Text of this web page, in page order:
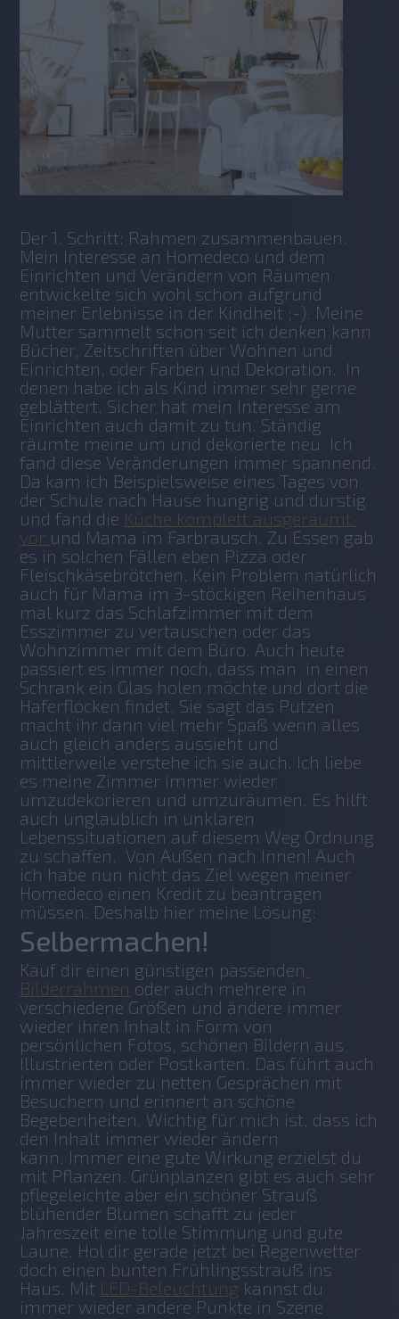
Der 1. Schritt: Rahmen zusammenbauen.
Mein Interesse an Homedeco und dem
Einrichten und Verändern von Räumen
entwickelte sich wohl schon aufgrund
meiner Erlebnisse in der Kindheit ;-). Meine
Mutter sammelt schon seit ich denken kann
Bücher, Zeitschriften über Wohnen und
Einrichten, oder Farben und Dekoration.  In
denen habe ich als Kind immer sehr gerne
geblättert. Sicher hat mein Interesse am
Einrichten auch damit zu tun. Ständig
räumte meine um und dekorierte neu. Ich
fand diese Veränderungen immer spannend.
Da kam ich Beispielsweise eines Tages von
der Schule nach Hause hungrig und durstig
und fand die Küche komplett ausgeräumt
vor und Mama im Farbrausch. Zu Essen gab
es in solchen Fällen eben Pizza oder
Fleischkäsebrötchen. Kein Problem natürlich
auch für Mama im 3-stöckigen Reihenhaus
mal kurz das Schlafzimmer mit dem
Esszimmer zu vertauschen oder das
Wohnzimmer mit dem Büro. Auch heute
passiert es immer noch, dass man  in einen
Schrank ein Glas holen möchte und dort die
Haferflocken findet. Sie sagt das Putzen
macht ihr dann viel mehr Spaß wenn alles
auch gleich anders aussieht und
mittlerweile verstehe ich sie auch. Ich liebe
es meine Zimmer immer wieder
umzudekorieren und umzuräumen. Es hilft
auch unglaublich in unklaren
Lebenssituationen auf diesem Weg Ordnung
zu schaffen.  Von Außen nach Innen! Auch
ich habe nun nicht das Ziel wegen meiner
Homedeco einen Kredit zu beantragen
müssen. Deshalb hier meine Lösung:
Selbermachen!
Kauf dir einen günstigen passenden
Bilderrahmen oder auch mehrere in
verschiedene Größen und ändere immer
wieder ihren Inhalt in Form von
persönlichen Fotos, schönen Bildern aus
Illustrierten oder Postkarten. Das führt auch
immer wieder zu netten Gesprächen mit
Besuchern und erinnert an schöne
Begebenheiten. Wichtig für mich ist, dass ich
den Inhalt immer wieder ändern
kann. Immer eine gute Wirkung erzielst du
mit Pflanzen. Grünplanzen gibt es auch sehr
pflegeleichte aber ein schöner Strauß
blühender Blumen schafft zu jeder
Jahreszeit eine tolle Stimmung und gute
Laune. Hol dir gerade jetzt bei Regenwetter
doch einen bunten Frühlingsstrauß ins
Haus. Mit LED-Beleuchtung kannst du
immer wieder andere Punkte in Szene